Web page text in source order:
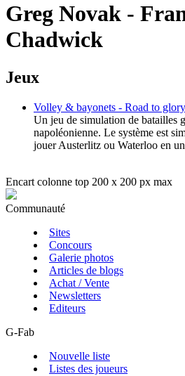
Greg Novak -
Chadwick
Jeux
Volley & bayonets - Road to glory
Un jeu de simulation de batailles
napoléonienne. Le système est
jouer Austerlitz ou Waterloo en
Encart colonne top 200 x 200 px max
Communauté
Sites
Concours
Galerie photos
Articles de blogs
Achat / Vente
Newsletters
Editeurs
G-Fab
Nouvelle liste
Listes des joueurs